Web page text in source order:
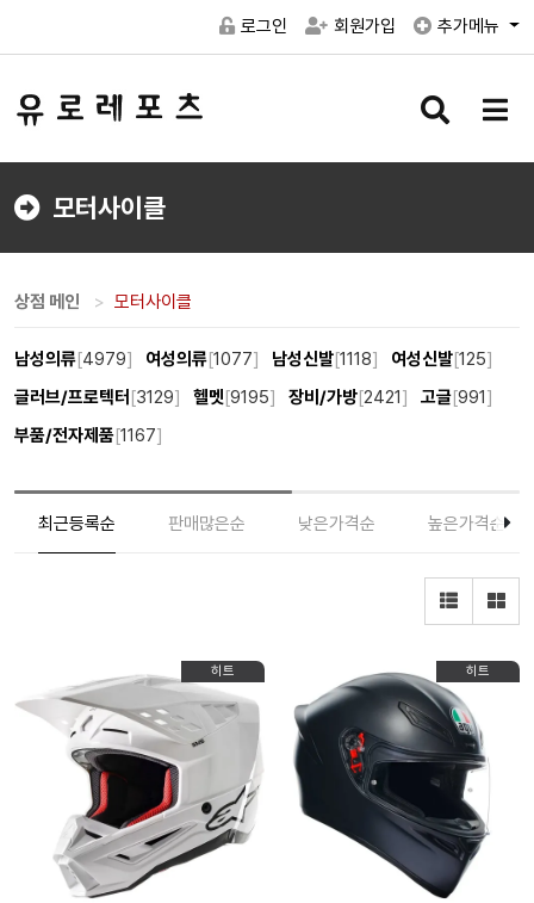
로그인 회원가입 추가메뉴
검
버
메
버
모터사이클
상점 메인 모터사이클
남성의류[4979] 여성의류[1077] 남성신발[1118] 여성신발[125]
글러브/프로텍터 [3129] 헬멧[9195] 장비/가방[2421] 고글[991]
부품/전자제품[1167]
최근등록순 판매많은순 낮은가격순 높은가격순
히트 히트